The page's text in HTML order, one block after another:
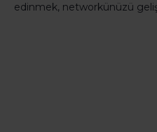
edinmek, networkünüzü